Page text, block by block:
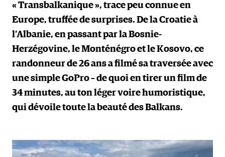
« Transbalkanique », trace peu connue en
Europe, truffée de surprises. De la Croatie à
l’Albanie, en passant par la Bosnie-
Herzégovine, le Monténégro et le Kosovo, ce
randonneur de 26 ans a filmé sa traversée avec
une simple GoPro – de quoi en tirer un film de
34 minutes, au ton léger voire humoristique,
qui dévoile toute la beauté des Balkans.